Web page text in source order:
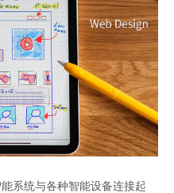
系统与各种智能设备连接起